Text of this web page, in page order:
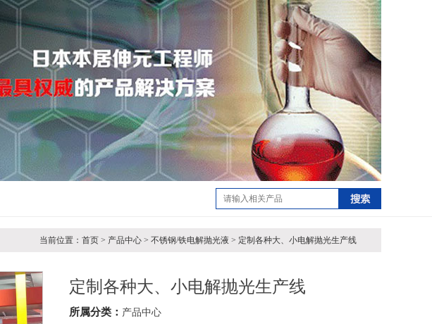
当前位置：首页 > 产品中心 > 不锈钢/铁电解抛光液 > 定制各种大、小电解抛光生产线
定制各种大、小电解抛光生产线
所属分类： 产品中心